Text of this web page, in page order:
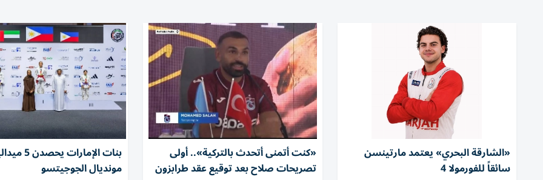
«الشارقة البحري» يعتمد مارتينسن
سائقاً للفورمولا 4
«كنت أتمنى أتحدث بالتركية».. أولى
تصريحات صلاح بعد توقيع عقد طرابزون
بنات
مونديال الجوجيتسو